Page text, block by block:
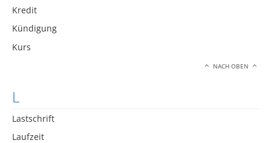
Kredit
Kündigung
Kurs
NACH OBEN
L
Lastschrift
Laufzeit